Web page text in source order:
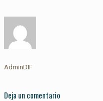
AdminDIF
Deja un comentario